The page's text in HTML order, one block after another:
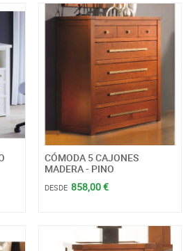
CÓMODA 5 CAJONES
MADERA - PINO
DESDE 858,00 €